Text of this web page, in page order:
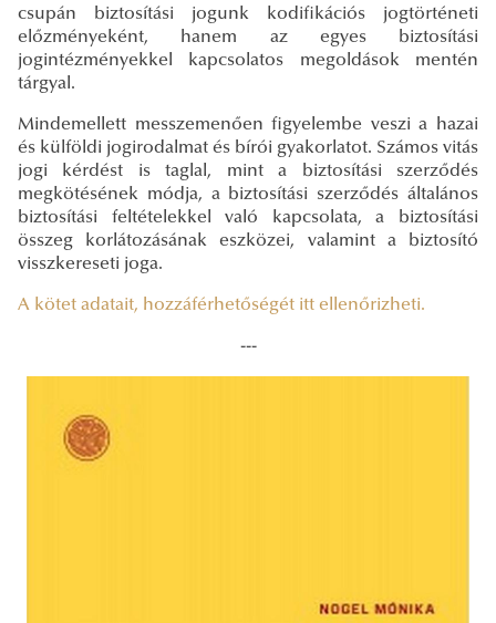
csupán biztosítási jogunk kodifikációs jogtörténeti
előzményeként, hanem az egyes biztosítási
jogintézményekkel kapcsolatos megoldások mentén
tárgyal.
Mindemellett messzemenően figyelembe veszi a hazai
és külföldi jogirodalmat és bírói gyakorlatot. Számos vitás
jogi kérdést is taglal, mint a biztosítási szerződés
megkötésének módja, a biztosítási szerződés általános
biztosítási feltételekkel való kapcsolata, a biztosítási
összeg korlátozásának eszközei, valamint a biztosító
visszkereseti joga.
A kötet adatait, hozzáférhetőségét itt ellenőrizheti.
---